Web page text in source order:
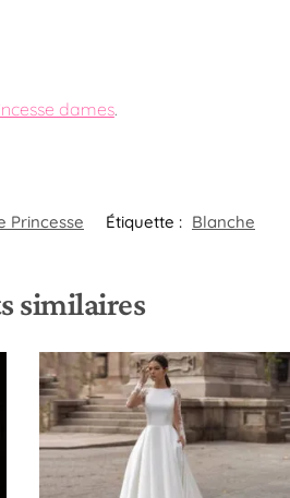
dames.
Princesse Étiquette : Blanche
similaires